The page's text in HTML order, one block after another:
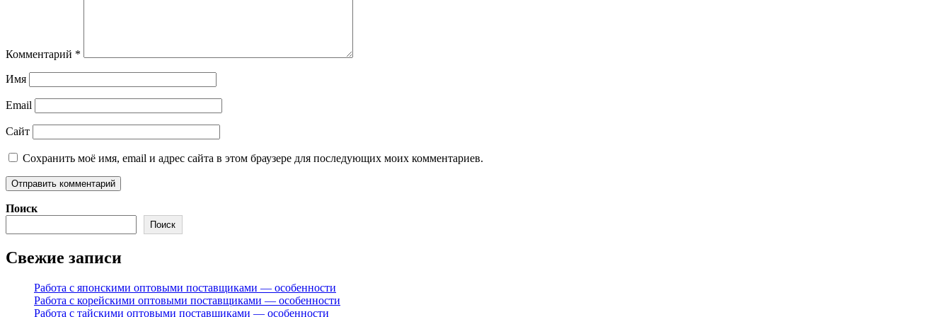
Комментарий *
Имя
Email
Сайт
Сохранить моё имя, email и адрес сайта в этом браузере для последующих моих комментариев.
Поиск
Поиск
Свежие записи
Работа с японскими оптовыми поставщиками — особенности
Работа с корейскими оптовыми поставщиками — особенности
Работа с тайскими оптовыми поставщиками — особенности